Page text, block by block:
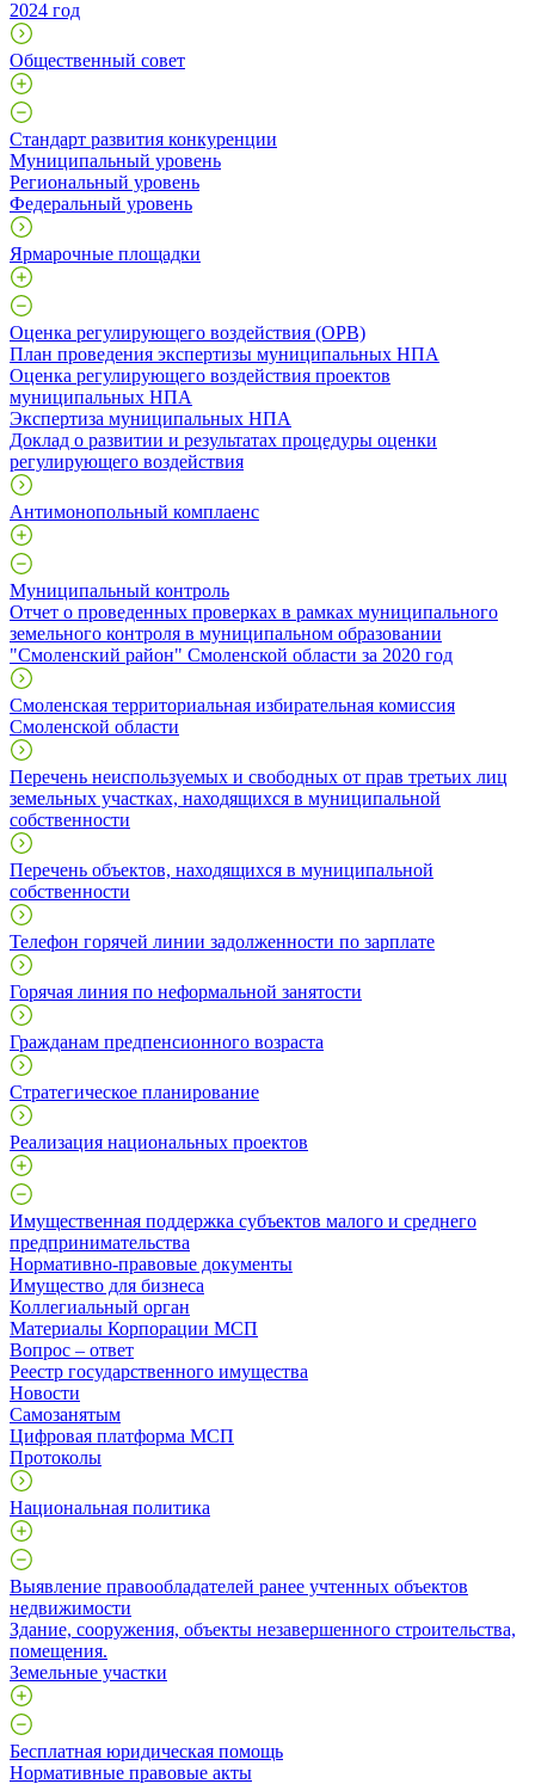
2024 год
Общественный совет
Стандарт развития конкуренции
Муниципальный уровень
Региональный уровень
Федеральный уровень
Ярмарочные площадки
Оценка регулирующего воздействия (ОРВ)
План проведения экспертизы муниципальных НПА
Оценка регулирующего воздействия проектов
муниципальных НПА
Экспертиза муниципальных НПА
Доклад о развитии и результатах процедуры оценки
регулирующего воздействия
Антимонопольный комплаенс
Муниципальный контроль
Отчет о проведенных проверках в рамках муниципального
земельного контроля в муниципальном образовании
"Смоленский район" Смоленской области за 2020 год
Смоленская территориальная избирательная комиссия
Смоленской области
Перечень неиспользуемых и свободных от прав третьих лиц
земельных участках, находящихся в муниципальной
собственности
Перечень объектов, находящихся в муниципальной
собственности
Телефон горячей линии задолженности по зарплате
Горячая линия по неформальной занятости
Гражданам предпенсионного возраста
Стратегическое планирование
Реализация национальных проектов
Имущественная поддержка субъектов малого и среднего
предпринимательства
Нормативно-правовые документы
Имущество для бизнеса
Коллегиальный орган
Материалы Корпорации МСП
Вопрос – ответ
Реестр государственного имущества
Новости
Самозанятым
Цифровая платформа МСП
Протоколы
Национальная политика
Выявление правообладателей ранее учтенных объектов
недвижимости
​Здание, сооружения, объекты незавершенного строительства,
помещения.
Земельные участки
Бесплатная юридическая помощь
Нормативные правовые акты